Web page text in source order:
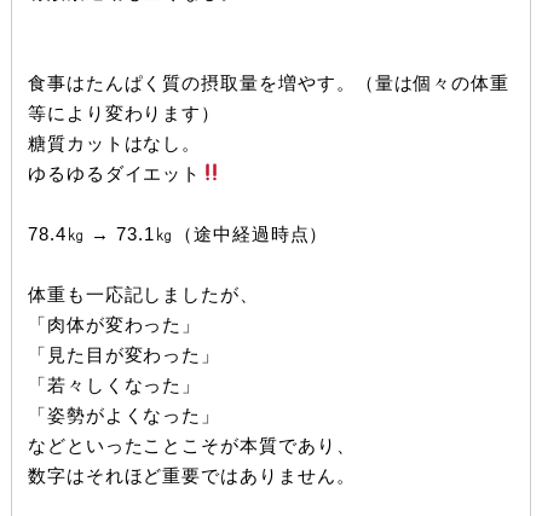
食事はたんぱく質の摂取量を増やす。（量は個々の体重
等により変わります）
糖質カットはなし。
ゆるゆるダイエット
78.4㎏ → 73.1㎏（途中経過時点）
体重も一応記しましたが、
「肉体が変わった」
「見た目が変わった」
「若々しくなった」
「姿勢がよくなった」
などといったことこそが本質であり、
数字はそれほど重要ではありません。